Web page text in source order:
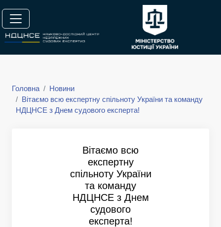
Головна
Новини
Вітаємо всю експертну спільноту України та команду
НДЦНСЕ з Днем судового експерта!
Вітаємо всю
експертну
спільноту України
та команду
НДЦНСЕ з Днем
судового
експерта!